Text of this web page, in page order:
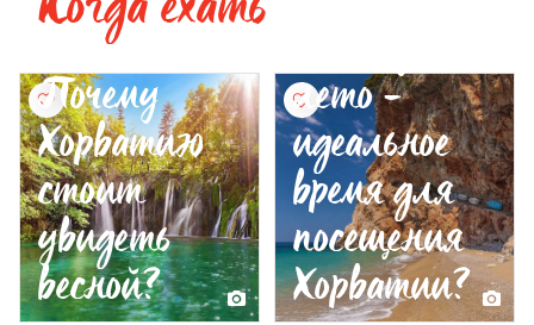
Почему
Хорватию
стоит
увидеть
весной?
лето -
идеальное
время для
посещения
Хорватии?